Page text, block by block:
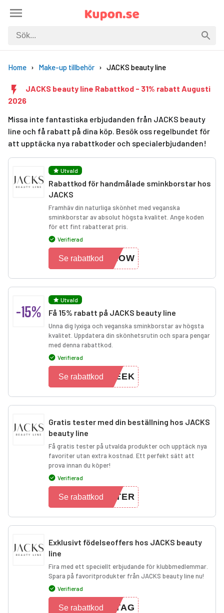
Home Make-up tillbehör JACKS beauty line
JACKS beauty line Rabattkod - 31% rabatt Augusti
2026
Missa inte fantastiska erbjudanden från JACKS beauty
line och få rabatt på dina köp. Besök oss regelbundet för
att upptäcka nya rabattkoder och specialerbjudanden!
Utvald
Rabattkod för handmålade sminkborstar hos
JACKS
Framhäv din naturliga skönhet med veganska
sminkborstar av absolut högsta kvalitet. Ange koden
för ett fint rabatterat pris.
Verifierad
GLOW
Se rabattkod
-15%
Utvald
Få 15% rabatt på JACKS beauty line
Unna dig lyxiga och veganska sminkborstar av högsta
kvalitet. Uppdatera din skönhetsrutin och spara pengar
med denna rabattkod.
Verifierad
WEEK
Se rabattkod
Gratis tester med din beställning hos JACKS
beauty line
Få gratis tester på utvalda produkter och upptäck nya
favoriter utan extra kostnad. Ett perfekt sätt att
prova innan du köper!
Verifierad
STER
Se rabattkod
Exklusivt födelseoffers hos JACKS beauty
line
Fira med ett speciellt erbjudande för klubbmedlemmar.
Spara på favoritprodukter från JACKS beauty line nu!
Verifierad
STAG
Se rabattkod